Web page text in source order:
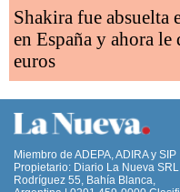
Shakira fue absuelta
en España y ahora
euros
Miembro de ADEPA, ADIRA y SIP
Propietario: Diario La Nueva
Rodríguez 55, Bahía Blanca,